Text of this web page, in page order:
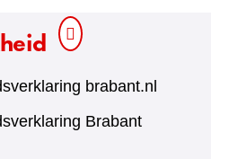
brabant.nl
Brabant